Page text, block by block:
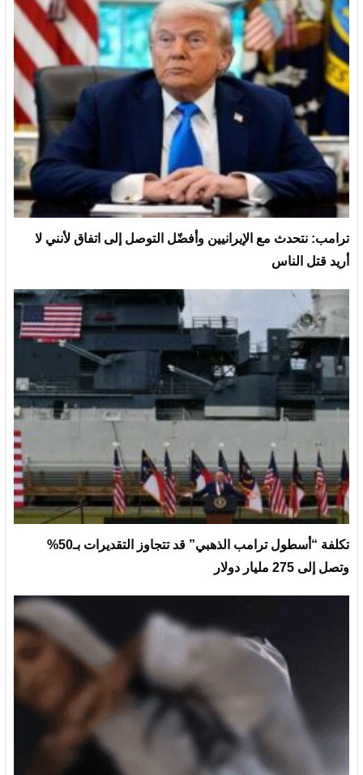
ترامب: نتحدث مع الإيرانيين وأفضّل التوصل إلى اتفاق لأنني لا
أريد قتل الناس
تكلفة “أسطول ترامب الذهبي” قد تتجاوز التقديرات بـ50%
وتصل إلى 275 مليار دولار